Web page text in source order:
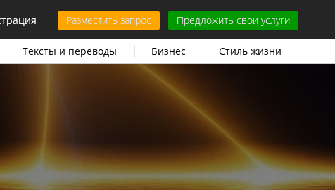
Разместить запрос Предложить свои услуги
Тексты и переводы Бизнес Стиль жизни